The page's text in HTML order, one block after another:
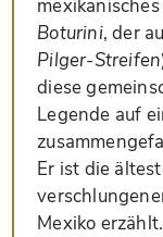
Boturini, der
Pilger-Streifen
diese
Legende auf
Er ist die
Mexiko erzählt.